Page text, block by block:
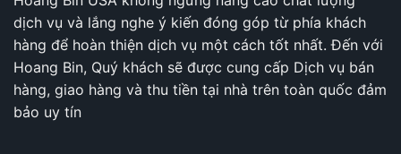
dịch vụ và lắng nghe ý kiến đóng góp từ phía khách
hàng để hoàn thiện dịch vụ một cách tốt nhất. Đến với
Hoang Bin, Quý khách sẽ được cung cấp Dịch vụ bán
hàng, giao hàng và thu tiền tại nhà trên toàn quốc đảm
bảo uy tín